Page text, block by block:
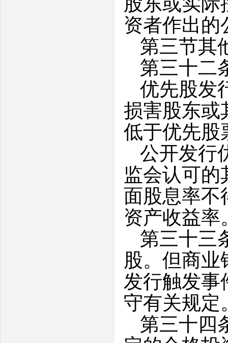
资者作出的
第三节其
第三十二
优先股发
损害股东或
低于优先股
公开发行
监会认可
面股息率不
资产收益率
第三十三
股。但商
发行触发事
守有关规定
第三十四